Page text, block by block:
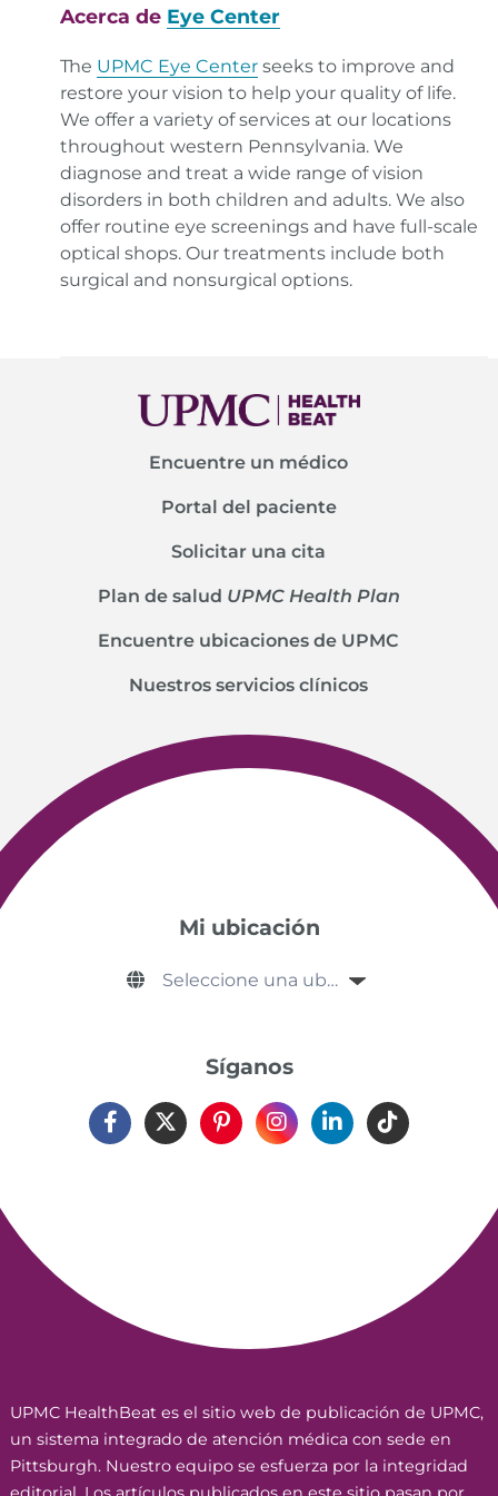
Acerca de Eye Center
The UPMC Eye Centerseeks to improve and
restore your vision to help your quality of life.
We offer a variety of services at our locations
throughout western Pennsylvania. We
diagnose and treat a wide range of vision
disorders in both children and adults. We also
offer routine eye screenings and have full-scale
optical shops. Our treatments include both
surgical and nonsurgical options.
Encuentre un médico
Portal del paciente
Solicitar una cita
Plan de salud UPMC Health Plan
Encuentre ubicaciones de UPMC
Nuestros servicios clínicos
Mi ubicación
Síganos
UPMC HealthBeat es el sitio web de publicación de UPMC,
un sistema integrado de atención médica con sede en
Pittsburgh. Nuestro equipo se esfuerza por la integridad